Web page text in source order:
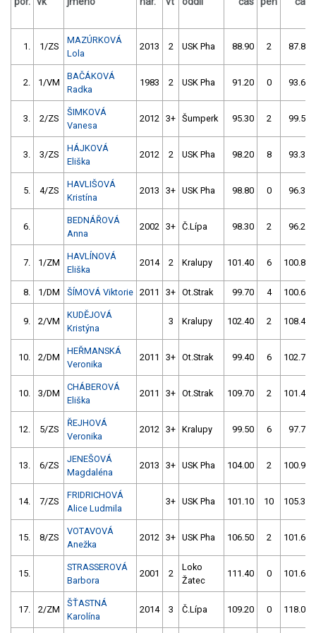
1. 1/ZS
MAZÚRKOVÁ
Lola
2013 2 USK Pha 88.90 2 87.80
2. 1/VM
BAČÁKOVÁ
Radka
1983 2 USK Pha 91.20 0 93.60
3. 2/ZS
ŠIMKOVÁ
Vanesa
2012 3+ Šumperk 95.30 2 99.50
3. 3/ZS
HÁJKOVÁ
Eliška
2012 2 USK Pha 98.20 8 93.30
5. 4/ZS
HAVLIŠOVÁ
Kristína
2013 3+ USK Pha 98.80 0 96.30
6.
BEDNÁŘOVÁ
Anna
2002 3+ Č.Lípa 98.30 2 96.20
7. 1/ZM
HAVLÍNOVÁ
Eliška
2014 2 Kralupy 101.40 6 100.80
8. 1/DM ŠÍMOVÁ Viktorie 2011 3+ Ot.Strak 99.70 4 100.60
9. 2/VM
KUDĚJOVÁ
Kristýna
3 Kralupy 102.40 2 108.40
10. 2/DM
HEŘMANSKÁ
Veronika
2011 3+ Ot.Strak 99.40 6 102.70
10. 3/DM
CHÁBEROVÁ
Eliška
2011 3+ Ot.Strak 109.70 2 101.40
12. 5/ZS
ŘEJHOVÁ
Veronika
2012 3+ Kralupy 99.50 6 97.70
13. 6/ZS
JENEŠOVÁ
Magdaléna
2013 3+ USK Pha 104.00 2 100.90
14. 7/ZS
FRIDRICHOVÁ
Alice Ludmila
3+ USK Pha 101.10 10 105.30
15. 8/ZS
VOTAVOVÁ
Anežka
2012 3+ USK Pha 106.50 2 101.60
15.
STRASSEROVÁ
Barbora
2001 2
Loko
Žatec
111.40 0 101.60
17. 2/ZM
ŠŤASTNÁ
Karolína
2014 3 Č.Lípa 109.20 0 118.00